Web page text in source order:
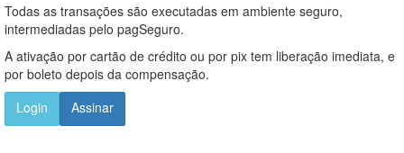
Todas as transações são executadas em ambiente seguro,
intermediadas pelo pagSeguro.
A ativação por cartão de crédito ou por pix tem liberação imediata, e
por boleto depois da compensação.
Login
Assinar